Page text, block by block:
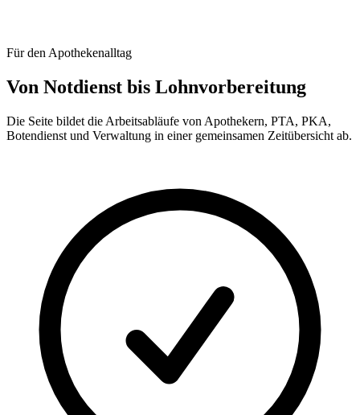
Für den Apothekenalltag
Von Notdienst bis Lohnvorbereitung
Die Seite bildet die Arbeitsabläufe von Apothekern, PTA, PKA,
Botendienst und Verwaltung in einer gemeinsamen Zeitübersicht ab.